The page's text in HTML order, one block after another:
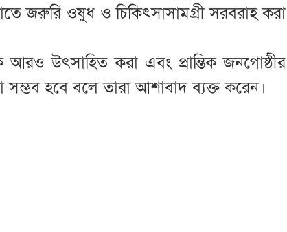
জরুরি ওষুধ ও চিকিৎসাসামগ্রী সরবরাহ করা
উৎসাহিত করা এবং প্রান্তিক জনগোষ্ঠীর
হবে বলে তারা আশাবাদ ব্যক্ত করেন।